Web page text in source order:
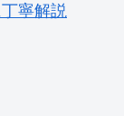
寧解説